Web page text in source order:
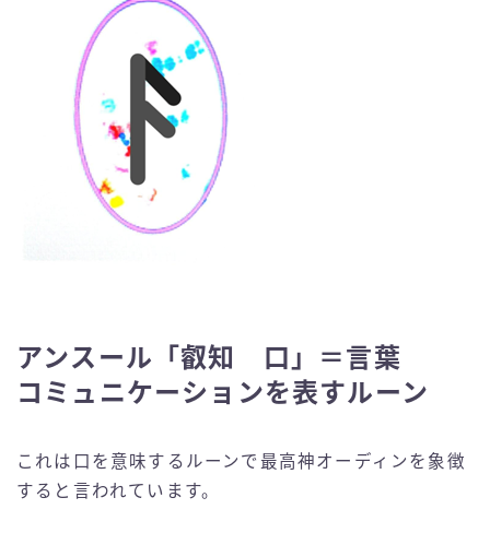
アンスール「叡知 口」＝言葉
コミュニケーションを表すルーン
これは口を意味するルーンで最高神オーディンを象徴
すると言われています。